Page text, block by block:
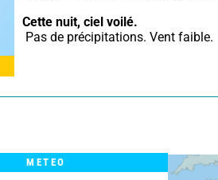
Cette nuit, ciel voilé.
Pas de précipitations. Vent faible.
METEO